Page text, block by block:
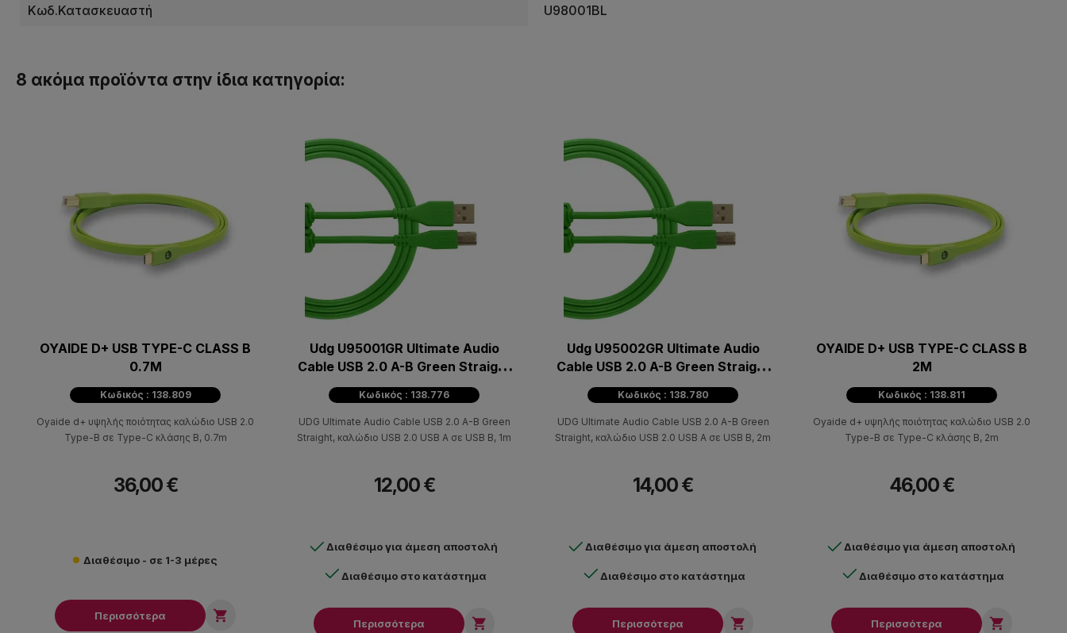
Κωδ.Κατασκευαστή U98001BL
8 ακόμα προϊόντα στην ίδια κατηγορία:
OYAIDE D+ USB TYPE-C CLASS B
0.7M
Κωδικός : 138.809
Oyaide d+ υψηλής ποιότητας καλώδιο USB 2.0
Type-B σε Type-C κλάσης B, 0.7m
36,00 €
Διαθέσιμο - σε 1-3 μέρες
Περισσότερα 
Udg U95001GR Ultimate Audio
Cable USB 2.0 A-B Green Straight
1m
Κωδικός : 138.776
UDG Ultimate Audio Cable USB 2.0 A-B Green
Straight, καλώδιο USB 2.0 USB A σε USB B, 1m
12,00 €
Διαθέσιμο για άμεση αποστολή
Διαθέσιμο στο κατάστημα
Περισσότερα 
Udg U95002GR Ultimate Audio
Cable USB 2.0 A-B Green Straight
2m
Κωδικός : 138.780
UDG Ultimate Audio Cable USB 2.0 A-B Green
Straight, καλώδιο USB 2.0 USB A σε USB B, 2m
14,00 €
Διαθέσιμο για άμεση αποστολή
Διαθέσιμο στο κατάστημα
Περισσότερα 
OYAIDE D+ USB TYPE-C CLASS B
2M
Κωδικός : 138.811
Oyaide d+ υψηλής ποιότητας καλώδιο USB 2.0
Type-B σε Type-C κλάσης B, 2m
46,00 €
Διαθέσιμο για άμεση αποστολή
Διαθέσιμο στο κατάστημα
Περισσότερα 